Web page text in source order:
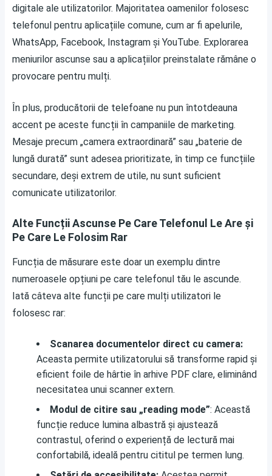
digitale ale utilizatorilor. Majoritatea oamenilor folosesc
telefonul pentru aplicațiile comune, cum ar fi apelurile,
WhatsApp, Facebook, Instagram și YouTube. Explorarea
meniurilor ascunse sau a aplicațiilor preinstalate rămâne o
provocare pentru mulți.
În plus, producătorii de telefoane nu pun întotdeauna
accent pe aceste funcții în campaniile de marketing.
Mesaje precum „camera extraordinară” sau „baterie de
lungă durată” sunt adesea prioritizate, în timp ce funcțiile
secundare, deși extrem de utile, nu sunt suficient
comunicate utilizatorilor.
Alte Funcții Ascunse Pe Care Telefonul Le Are și
Pe Care Le Folosim Rar
Funcția de măsurare este doar un exemplu dintre
numeroasele opțiuni pe care telefonul tău le ascunde.
Iată câteva alte funcții pe care mulți utilizatori le
folosesc rar:
Scanarea documentelor direct cu camera:
Aceasta permite utilizatorului să transforme rapid și
eficient foile de hârtie în arhive PDF clare, eliminând
necesitatea unui scanner extern.
Modul de citire sau „reading mode”: Această
funcție reduce lumina albastră și ajustează
contrastul, oferind o experiență de lectură mai
confortabilă, ideală pentru cititul pe termen lung.